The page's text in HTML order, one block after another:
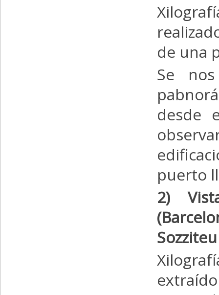
de una
Se
desde
puerto
2)
Sozziteu